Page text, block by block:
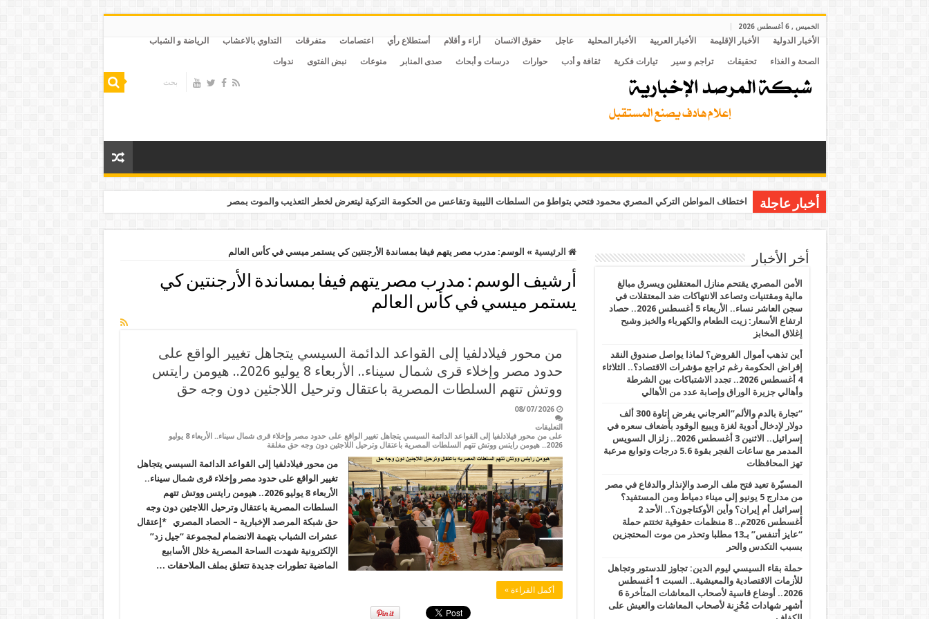
الخميس , 6 أغسطس 2026
الأخبار الدولية الأخبار الإقليمة الأخبار العربية الأخبار المحلية عاجل حقوق الانسان أراء و أقلام أستطلاع رأي اعتصامات متفرقات التداوي بالاعشاب الرياضة و الشباب
الصحة و الغذاء تحقيقات تراجم و سير تيارات فكرية ثقافة و أدب حوارات درسات و أبحاث صدى المنابر منوعات نبض الفتوى ندوات
أخبار عاجلة اختطاف المواطن التركي المصري محمود فتحي بتواطؤ من السلطات الليبية وتقاعس من الحكومة التركية ليتعرض لخطر التعذيب والموت بمصر
الرئيسية » الوسم:مدرب مصر يتهم فيفا بمساندة الأرجنتين كي يستمر ميسي في كأس العالم
أرشيف الوسم : مدرب مصر يتهم فيفا بمساندة الأرجنتين كي
يستمر ميسي في كأس العالم
من محور فيلادلفيا إلى القواعد الدائمة السيسي يتجاهل تغيير الواقع على
حدود مصر وإخلاء قرى شمال سيناء.. الأربعاء 8 يوليو 2026.. هيومن رايتس
ووتش تتهم السلطات المصرية باعتقال وترحيل اللاجئين دون وجه حق
08/07/2026
التعليقات
على من محور فيلادلفيا إلى القواعد الدائمة السيسي يتجاهل تغيير الواقع على حدود مصر وإخلاء قرى شمال سيناء.. الأربعاء 8 يوليو
2026.. هيومن رايتس ووتش تتهم السلطات المصرية باعتقال وترحيل اللاجئين دون وجه حق مغلقة
من محور فيلادلفيا إلى القواعد الدائمة السيسي يتجاهل
تغيير الواقع على حدود مصر وإخلاء قرى شمال سيناء..
الأربعاء 8 يوليو 2026.. هيومن رايتس ووتش تتهم
السلطات المصرية باعتقال وترحيل اللاجئين دون وجه
حق شبكة المرصد الإخبارية – الحصاد المصري *إعتقال
عشرات الشباب بتهمة الانضمام لمجموعة “جيل زد”
الإلكترونية شهدت الساحة المصرية خلال الأسابيع
الماضية تطورات جديدة تتعلق بملف الملاحقات …
أكمل القراءة »
أخر الأخبار
الأمن المصري يقتحم منازل المعتقلين ويسرق مبالغ
مالية ومقتنيات وتصاعد الانتهاكات ضد المعتقلات في
سجن العاشر نساء.. الأربعاء 5 أغسطس 2026.. حصاد
ارتفاع الأسعار: زيت الطعام والكهرباء والخبز وشبح
إغلاق المخابز
أين تذهب أموال القروض؟ لماذا يواصل صندوق النقد
إقراض الحكومة رغم تراجع مؤشرات الاقتصاد؟.. الثلاثاء
4 أغسطس 2026.. تجدد الاشتباكات بين الشرطة
وأهالي جزيرة الوراق وإصابة عدد من الأهالي
“تجارة بالدم والألم”العرجاني يفرض إتاوة 300 ألف
دولار لإدخال أدوية لغزة ويبيع الوقود بأضعاف سعره في
إسرائيل.. الاثنين 3 أغسطس 2026.. زلزال السويس
المدمر مع ساعات الفجر بقوة 5.6 درجات وتوابع مرعبة
تهز المحافظات
المسيّرة تعيد فتح ملف الرصد والإنذار والدفاع في مصر
من مدارج 5 يونيو إلى ميناء دمياط ومن المستفيد؟
إسرائيل أم إيران؟ وأين الأوكتاجون؟.. الأحد 2
أغسطس 2026م.. 8 منظمات حقوقية تختتم حملة
“عايز أتنفس” بـ13 مطلبا وتحذر من موت المحتجزين
بسبب التكدس والحر
حملة بقاء السيسي ليوم الدين: تجاوز للدستور وتجاهل
للأزمات الاقتصادية والمعيشية.. السبت 1 أغسطس
2026.. أوضاع قاسية لأصحاب المعاشات المتأخرة 6
أشهر شهادات مُحْزِنة لأصحاب المعاشات والعيش على